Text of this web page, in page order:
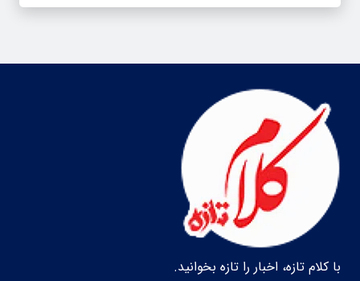
با کلام تازه، اخبار را تازه بخوانید.